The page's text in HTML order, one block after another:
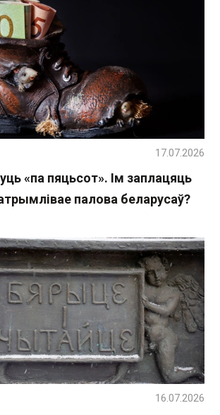
«па пяцьсот». Ім заплацяць
палова беларусаў?
17.07.2026
16.07.2026